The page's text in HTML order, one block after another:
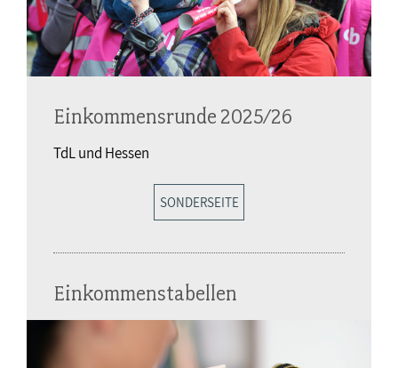
Einkommensrunde 2025/26
TdL und Hessen
SONDERSEITE
Einkommenstabellen